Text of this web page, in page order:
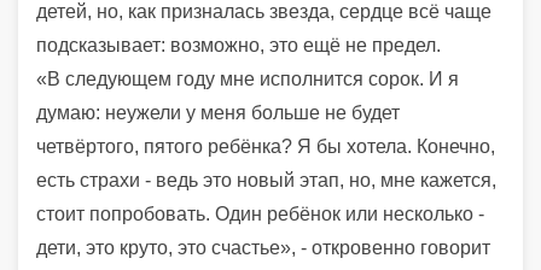
детей, но, как призналась звезда, сердце всё чаще
подсказывает: возможно, это ещё не предел.
«В следующем году мне исполнится сорок. И я
думаю: неужели у меня больше не будет
четвёртого, пятого ребёнка? Я бы хотела. Конечно,
есть страхи - ведь это новый этап, но, мне кажется,
стоит попробовать. Один ребёнок или несколько -
дети, это круто, это счастье», - откровенно говорит